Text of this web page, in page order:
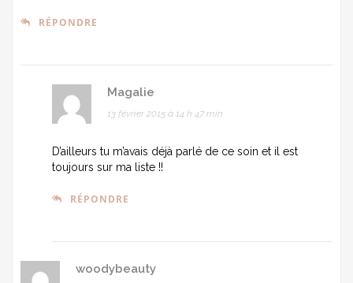
RÉPONDRE
Magalie
13 février 2015 à 14 h 47 min
D’ailleurs tu m’avais déjà parlé de ce soin et il est
toujours sur ma liste !!
RÉPONDRE
woodybeauty